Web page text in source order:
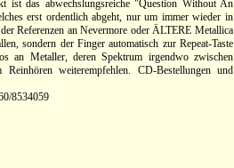
ist das abwechslungsreiche "Question Without An
erst ordentlich abgeht, nur um immer wieder in
Referenzen an Nevermore oder ÄLTERE Metallica
sondern der Finger automatisch zur Repeat-Taste
an Metaller, deren Spektrum irgendwo zwischen
weiterempfehlen. CD-Bestellungen und
8534059